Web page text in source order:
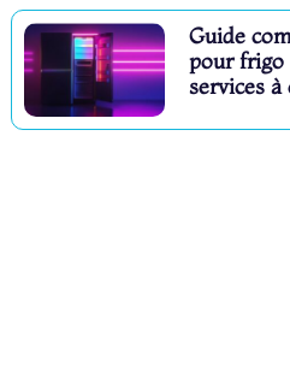
Guide
pour frigo
services